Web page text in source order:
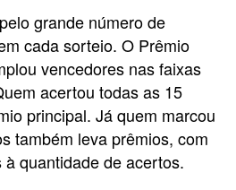
grande número de
cada sorteio. O Prêmio
vencedores nas faixas
acertou todas as 15
principal. Já quem marcou
também leva prêmios, com
quantidade de acertos.